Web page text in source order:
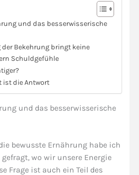
und das besserwisserische
der Bekehrung bringt keine
Schuldgefühle
die Antwort
und das besserwisserische
bewusste Ernährung habe ich
wo wir unsere Energie
Frage ist auch ein Teil des